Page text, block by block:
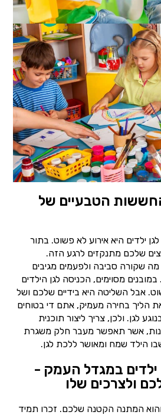
הטבעיים של
ילדים היא אירוע לא פשוט. בתור
שלכם מתנקזים לרגע הזה.
מה שקורה סביבה ולפעמים מגיבים
מסוימים, הכניסה לגן הילדים
אבל השליטה היא בידיים שלכם ושל
הליך בחירה מעמיק, אתם די בטוחים
לגן. ולכן, צריך ליצור תוכנית
אשר תאפשר מעבר חלק משגרת
הילד שמח ומאושר ללכת לגן.
ילדים במגדל העמק -
ולצרכים שלו
והוא המתנה הקטנה שלכם. זכרו תמיד